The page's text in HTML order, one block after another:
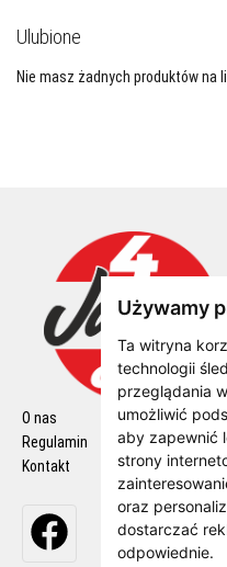
Używamy
Ta witryna
technologii
przeglądania
umożliwić
aby zapewnić
strony
oraz
dostarczać
odpowiednie.
Ulubione
Nie masz żadnych produktów na
O nas
Regulamin
Kontakt